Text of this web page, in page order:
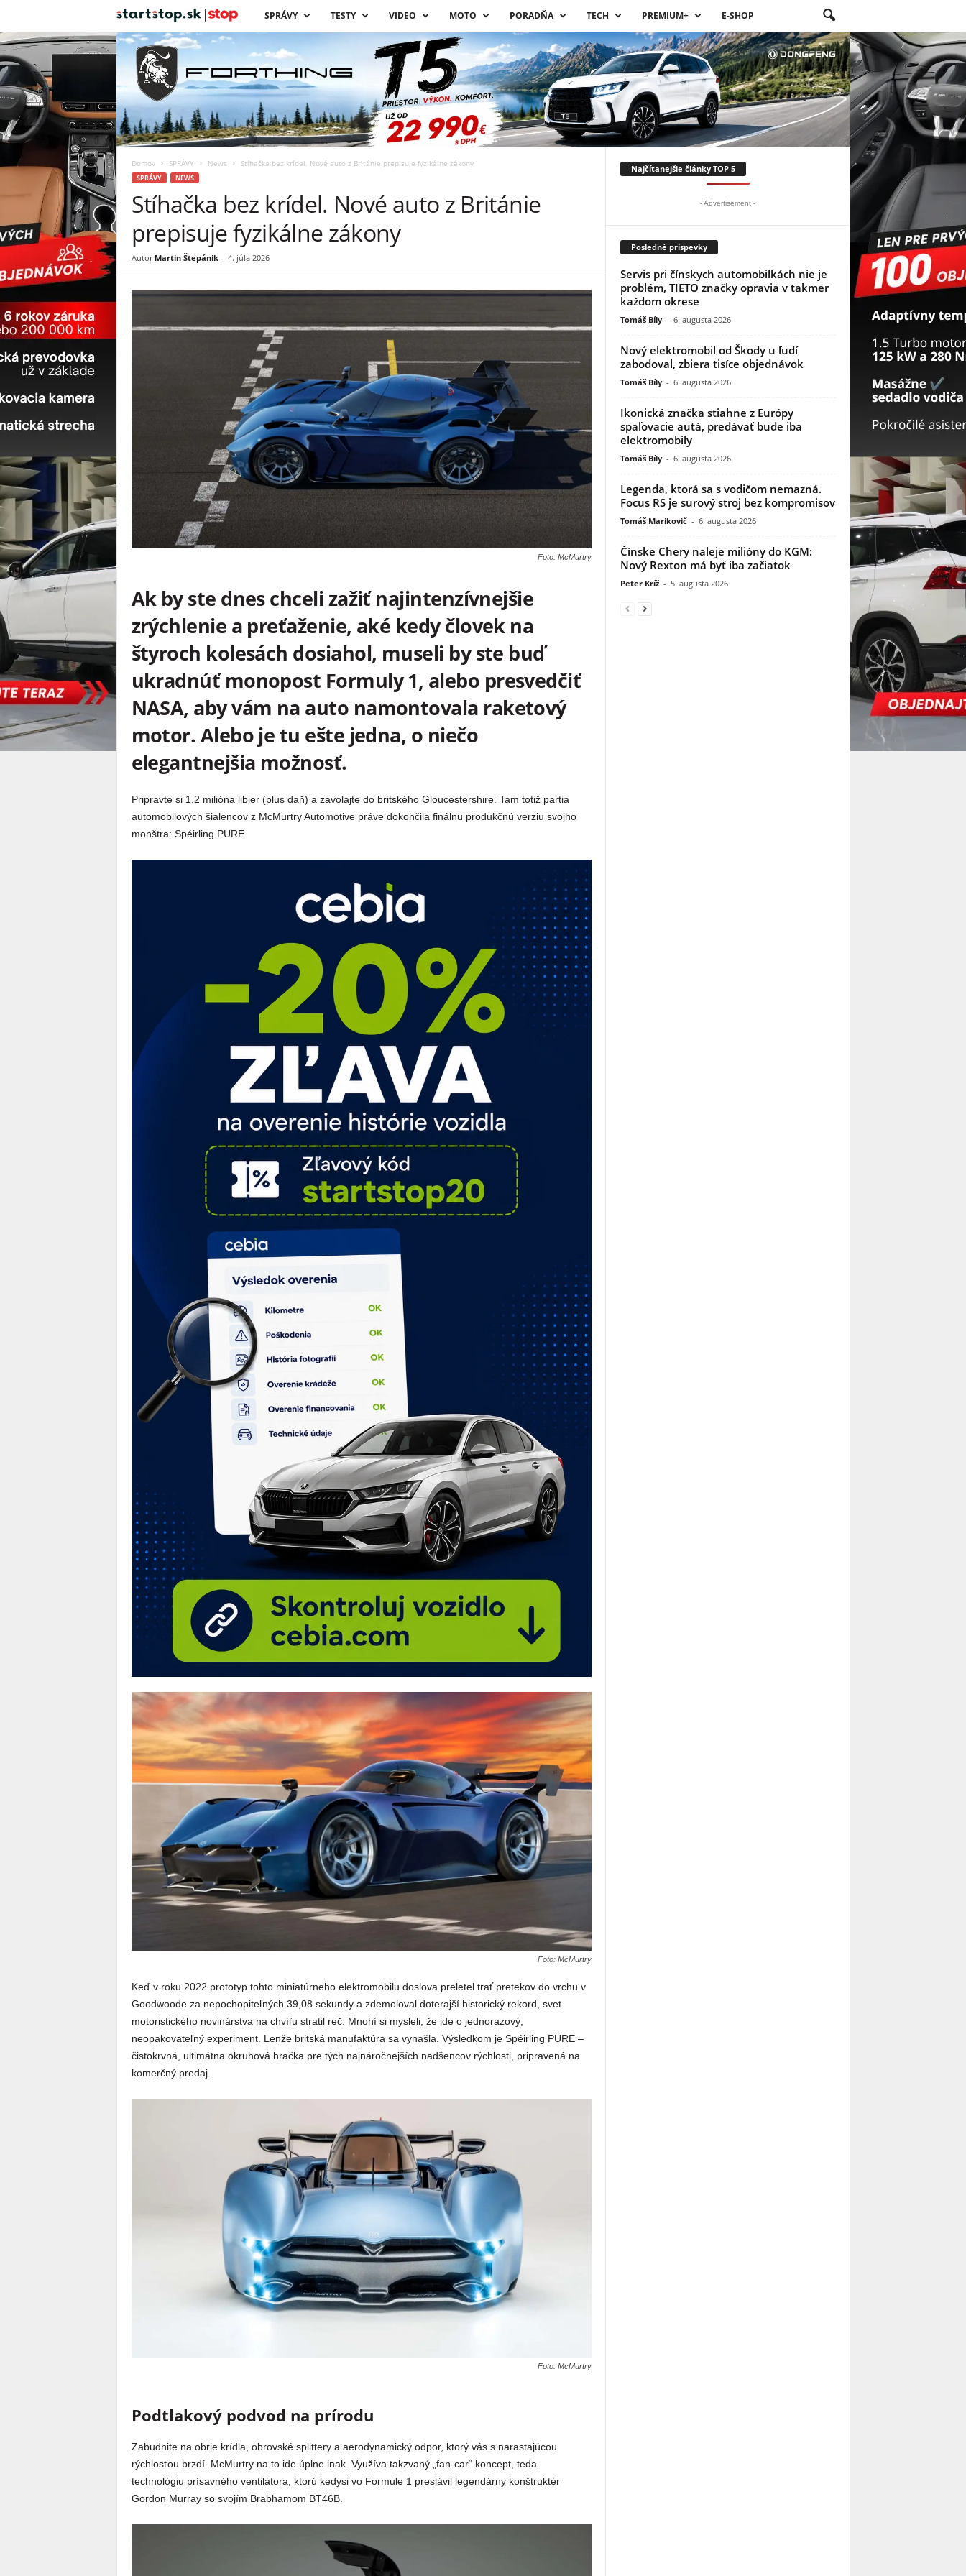
a
r
t
t
o
SPRÁVY TESTY VIDEO MOTO PORADŇA TECH PREMIUM+ E-SHOP
Domov SPRÁVY News Stíhačka bez krídel. Nové auto z Británie prepisuje fyzikálne zákony
SPRÁVY NEWS
Stíhačka bez krídel. Nové auto z Británie
prepisuje fyzikálne zákony
Autor Martin Štepánik- 4. júla 2026
Foto: McMurtry
Ak by ste dnes chceli zažiť najintenzívnejšie
zrýchlenie a preťaženie, aké kedy človek na
štyroch kolesách dosiahol, museli by ste buď
ukradnúť monopost Formuly 1, alebo presvedčiť
NASA, aby vám na auto namontovala raketový
motor. Alebo je tu ešte jedna, o niečo
elegantnejšia možnosť.
Pripravte si 1,2 milióna libier (plus daň) a zavolajte do britského Gloucestershire. Tam totiž partia
automobilových šialencov z McMurtry Automotive práve dokončila finálnu produkčnú verziu svojho
monštra: Spéirling PURE.
Foto: McMurtry
Keď v roku 2022 prototyp tohto miniatúrneho elektromobilu doslova preletel trať pretekov do vrchu v
Goodwoode za nepochopiteľných 39,08 sekundy a zdemoloval doterajší historický rekord, svet
motoristického novinárstva na chvíľu stratil reč. Mnohí si mysleli, že ide o jednorazový,
neopakovateľný experiment. Lenže britská manufaktúra sa vynašla. Výsledkom je Spéirling PURE –
čistokrvná, ultimátna okruhová hračka pre tých najnáročnejších nadšencov rýchlosti, pripravená na
komerčný predaj.
Foto: McMurtry
Podtlakový podvod na prírodu
Zabudnite na obrie krídla, obrovské splittery a aerodynamický odpor, ktorý vás s narastajúcou
rýchlosťou brzdí. McMurtry na to ide úplne inak. Využíva takzvaný „fan-car“ koncept, teda
technológiu prísavného ventilátora, ktorú kedysi vo Formule 1 preslávil legendárny konštruktér
Gordon Murray so svojím Brabhamom BT46B.
Najčítanejšie články TOP 5
- Advertisement -
Posledné príspevky
Servis pri čínskych automobilkách nie je
problém, TIETO značky opravia v takmer
každom okrese
Tomáš Bíly - 6. augusta 2026
Nový elektromobil od Škody u ľudí
zabodoval, zbiera tisíce objednávok
Tomáš Bíly - 6. augusta 2026
Ikonická značka stiahne z Európy
spaľovacie autá, predávať bude iba
elektromobily
Tomáš Bíly - 6. augusta 2026
Legenda, ktorá sa s vodičom nemazná.
Focus RS je surový stroj bez kompromisov
Tomáš Marikovič - 6. augusta 2026
Čínske Chery naleje milióny do KGM:
Nový Rexton má byť iba začiatok
Peter Kríž - 5. augusta 2026